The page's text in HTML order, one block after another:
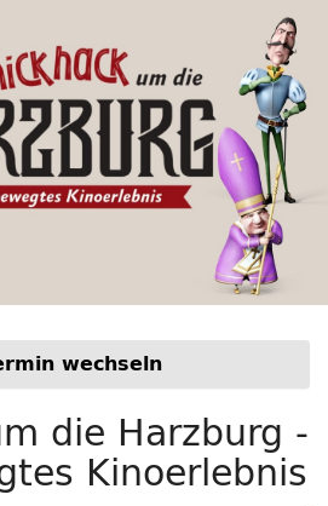
wechseln
die Harzburg -
Kinoerlebnis